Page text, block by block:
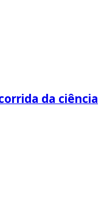
da ciência